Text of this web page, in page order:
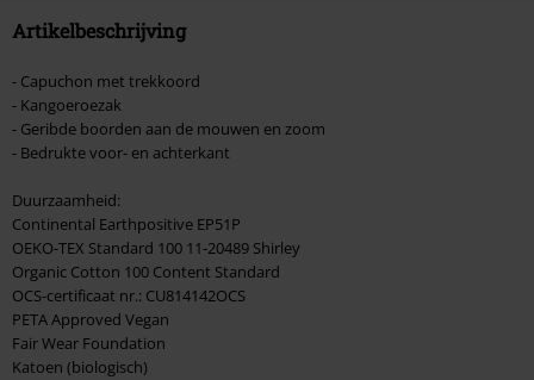
Artikelbeschrijving
- Capuchon met trekkoord
- Kangoeroezak
- Geribde boorden aan de mouwen en zoom
- Bedrukte voor- en achterkant
Duurzaamheid:
Continental Earthpositive EP51P
OEKO-TEX Standard 100 11-20489 Shirley
Organic Cotton 100 Content Standard
OCS-certificaat nr.: CU814142OCS
PETA Approved Vegan
Fair Wear Foundation
Katoen (biologisch)